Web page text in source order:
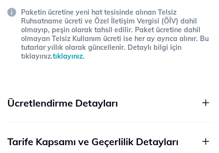
Paketin ücretine yeni hat tesisinde alınan Telsiz
Ruhsatname ücreti ve Özel İletişim Vergisi (ÖİV) dahil
olmayıp, peşin olarak tahsil edilir. Paket ücretine dahil
olmayan Telsiz Kullanım ücreti ise her ay ayrıca alınır. Bu
tutarlar yıllık olarak güncellenir. Detaylı bilgi için
tıklayınız.tıklayınız.
Ücretlendirme Detayları
Tarife Kapsamı ve Geçerlilik Detayları